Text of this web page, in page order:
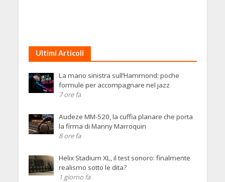
Ultimi Articoli
La mano sinistra sull’Hammond: poche
formule per accompagnare nel jazz
7 ore fa
Audeze MM-520, la cuffia planare che porta
la firma di Manny Marroquin
8 ore fa
Helix Stadium XL, il test sonoro: finalmente
realismo sotto le dita?
1 giorno fa